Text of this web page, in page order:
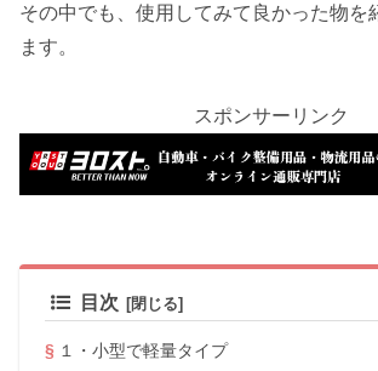
その中でも、使用してみて良かった物を
ます。
スポンサーリンク
目次
１・小型で軽量タイプ